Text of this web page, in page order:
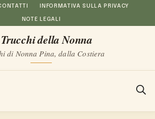
INFORMATIVA SULLA PRIVACY
NOTE LEGALI
Trucchi della Nonna
di Nonna Pina, dalla Costiera